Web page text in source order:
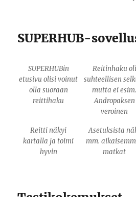
SUPERHUB-
SUPERHUBin
etusivu olisi voinut
olla suoraan
reittihaku
Reitinhaku oli
suhteellisen
mutta ei esim.
Andropaksen
veroinen
Reitti näkyi
kartalla ja toimi
hyvin
Asetuksista
mm.
matkat